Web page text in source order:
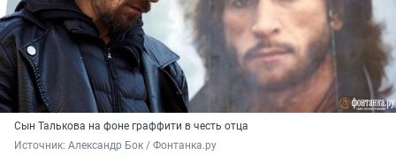
Сын Талькова на фоне граффити в честь отца
Источник: Александр Бок / Фонтанка.ру